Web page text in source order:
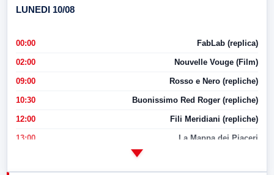
LUNEDI 10/08
00:00 FabLab (replica)
02:00 Nouvelle Vouge (Film)
09:00 Rosso e Nero (repliche)
10:30 Buonissimo Red Roger (repliche)
12:00 Fili Meridiani (repliche)
13:00 La Mappa dei Piaceri